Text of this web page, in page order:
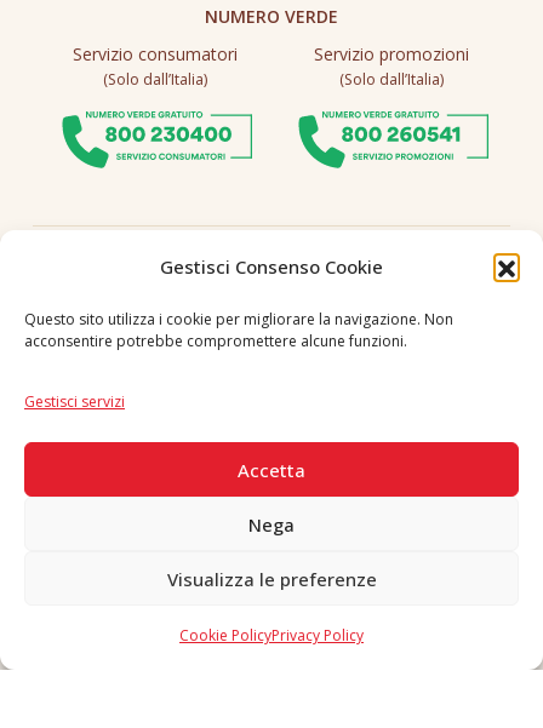
Gestisci Consenso Cookie
Questo sito utilizza i cookie per migliorare la navigazione. Non
acconsentire potrebbe compromettere alcune funzioni.
Gestisci servizi
Accetta
Nega
Visualizza le preferenze
Cookie PolicyPrivacy Policy
NUMERO VERDE
Servizio consumatori
(Solo dall’Italia)
Servizio promozioni
(Solo dall’Italia)
Seguici
Copyright © 2026 F. Divella S.p.A. - P.IVA 00257660720 - REA: 35658